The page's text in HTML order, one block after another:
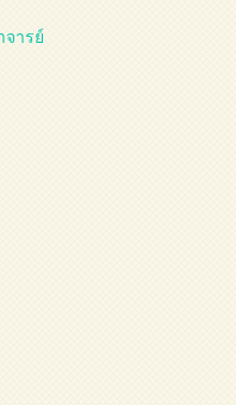
จารย์